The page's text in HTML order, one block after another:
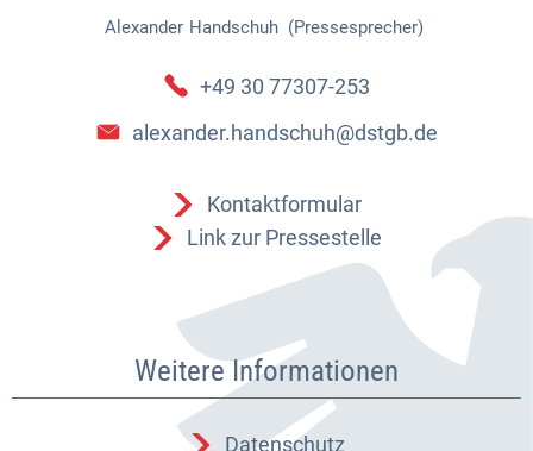
Alexander Handschuh (Pressesprecher)
Alexander Handschuh
+49 30 77307-253
alexander.handschuh@dstgb.de
Kontaktformular
Link zur Pressestelle
Weitere Informationen
Datenschutz